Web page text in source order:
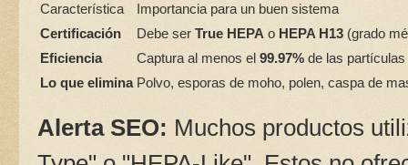
Característica
Importancia para un buen sistema
Certificación
Debe ser True HEPA o HEPA H13 (grado
Eficiencia
Captura al menos el 99.97% de las
Lo que elimina Polvo, esporas de moho, polen, caspa de
Alerta SEO: Muchos productos